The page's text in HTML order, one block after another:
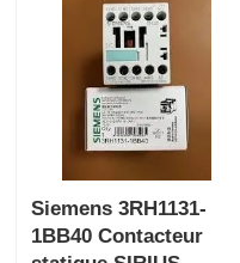
PLC d'ICS Triplex
PLC de Woodward
Module de génie Fanuc
Siemens 3RH1131-
1BB40 Contacteur